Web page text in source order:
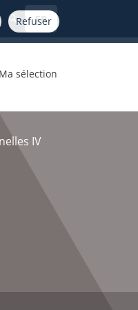
Refuser
FR
Ma sélection
IV